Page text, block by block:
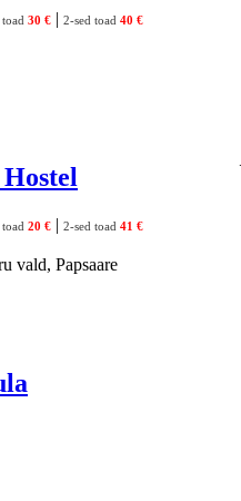
toad 30 € | 2-sed toad 40 €
toad 20 € | 2-sed toad 41 €
vald, Papsaare